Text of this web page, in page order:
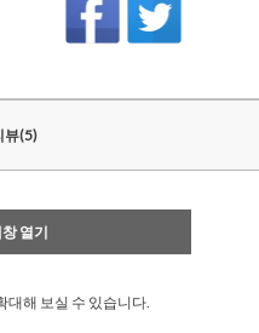
뷰(5)
열기
대해 보실 수 있습니다.